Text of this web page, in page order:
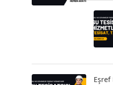
Eşref